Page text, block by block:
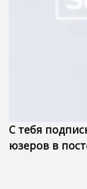
С тебя
юзеров в